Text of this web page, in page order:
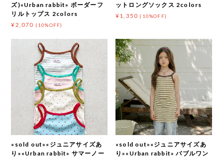
ズ)«Urban rabbit» ボーダーフ
リルトップス 2colors
¥2,070 (10%OFF)
ットロングソックス 2colors
¥1,350 (10%OFF)
«sold out»«ジュニアサイズあ
り»«Urban rabbit» サマーノー
«sold out»«ジュニアサイズあ
り»«Urban rabbit» バブルワン